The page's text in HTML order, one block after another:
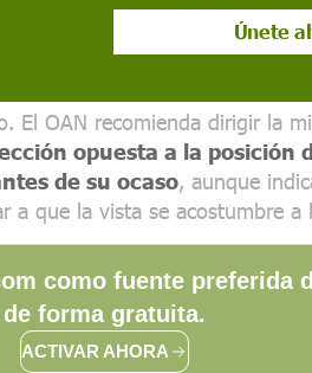
instrumentos ópticos que
venir de la constelación de
El OAN recomienda dirigir la
opuesta a la posición
de su ocaso, aunque
a que la vista se acostumbre a
como fuente preferida
de forma gratuita.
ACTIVAR AHORA